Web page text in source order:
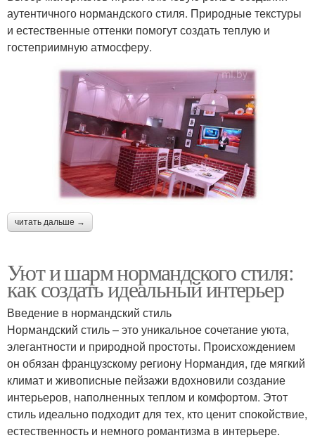
аутентичного нормандского стиля. Природные текстуры
и естественные оттенки помогут создать теплую и
гостеприимную атмосферу.
читать дальше →
Уют и шарм нормандского стиля:
как создать идеальный интерьер
Введение в нормандский стиль
Нормандский стиль – это уникальное сочетание уюта,
элегантности и природной простоты. Происхождением
он обязан французскому региону Нормандия, где мягкий
климат и живописные пейзажи вдохновили создание
интерьеров, наполненных теплом и комфортом. Этот
стиль идеально подходит для тех, кто ценит спокойствие,
естественность и немного романтизма в интерьере.